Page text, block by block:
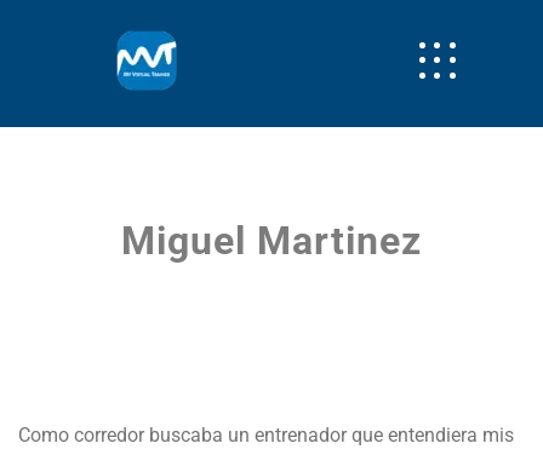
Miguel Martinez
Como corredor buscaba un entrenador que entendiera mis